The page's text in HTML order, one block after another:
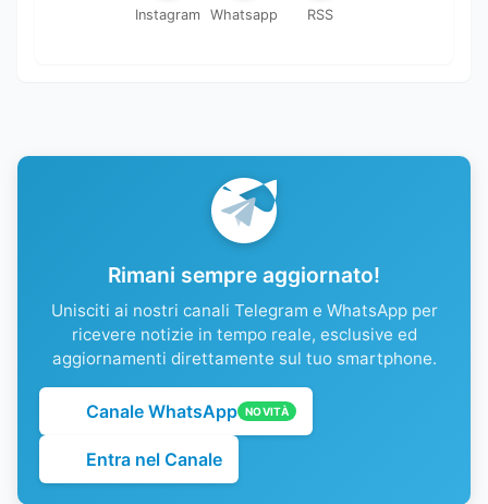
Instagram Whatsapp RSS
Rimani sempre aggiornato!
Unisciti ai nostri canali Telegram e WhatsApp per
ricevere notizie in tempo reale, esclusive ed
aggiornamenti direttamente sul tuo smartphone.
Canale WhatsApp NOVITÀ
Entra nel Canale